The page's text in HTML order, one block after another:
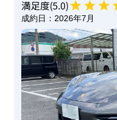
満足度(5.0)
成約日： 2026年7月